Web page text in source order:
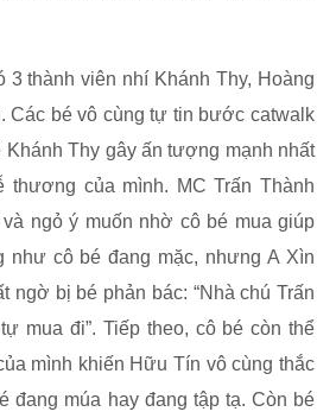
thành viên nhí Khánh Thy, Hoàng
Các bé vô cùng tự tin bước catwalk
Khánh Thy gây ấn tượng mạnh nhất
thương của mình. MC Trấn Thành
ngỏ ý muốn nhờ cô bé mua giúp
như cô bé đang mặc, nhưng A Xìn
ngờ bị bé phản bác: “Nhà chú Trấn
mua đi”. Tiếp theo, cô bé còn thể
mình khiến Hữu Tín vô cùng thắc
đang múa hay đang tập tạ. Còn bé